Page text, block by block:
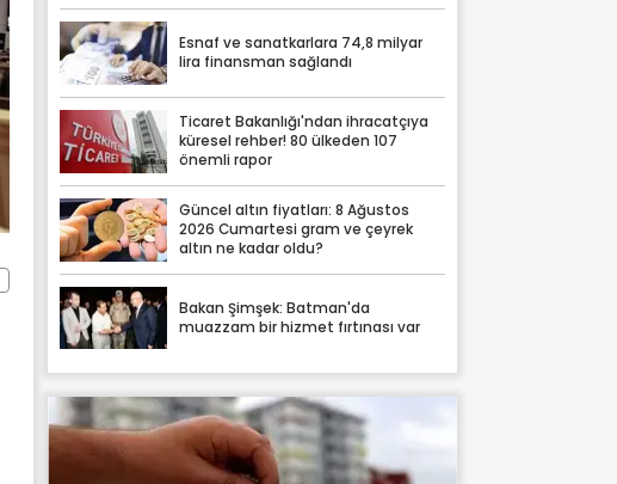
Esnaf ve sanatkarlara 74,8 milyar
lira finansman sağlandı
Ticaret Bakanlığı'ndan ihracatçıya
küresel rehber! 80 ülkeden 107
önemli rapor
Güncel altın fiyatları: 8 Ağustos
2026 Cumartesi gram ve çeyrek
altın ne kadar oldu?
Bakan Şimşek: Batman'da
muazzam bir hizmet fırtınası var